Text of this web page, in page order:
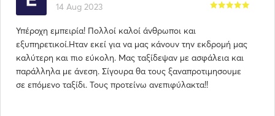
14 Aug 2023
Υπέροχη εμπειρία! Πολλοί καλοί άνθρωποι και
εξυπηρετικοί.Ηταν εκεί για να μας κάνουν την εκδρομή μας
καλύτερη και πιο εύκολη. Μας ταξίδεψαν με ασφάλεια και
παράλληλα με άνεση. Σίγουρα θα τους ξαναπροτιμησουμε
σε επόμενο ταξίδι. Τους προτείνω ανεπιφύλακτα!!